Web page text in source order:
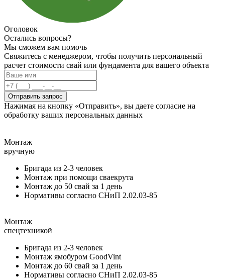
Оголовок
Остались вопросы?
Мы сможем вам помочь
Свяжитесь с менеджером, чтобы получить персональный
расчет стоимости свай или фундамента для вашего объекта
Отправить запрос
Нажимая на кнопку «Отправить», вы даете согласие на
обработку ваших персональных данных
Монтаж
вручную
Бригада из 2-3 человек
Монтаж при помощи сваекрута
Монтаж до 50 свай за 1 день
Нормативы согласно СНиП 2.02.03-85
Монтаж
спецтехникой
Бригада из 2-3 человек
Монтаж ямобуром GoodVint
Монтаж до 60 свай за 1 день
Нормативы согласно СНиП 2.02.03-85